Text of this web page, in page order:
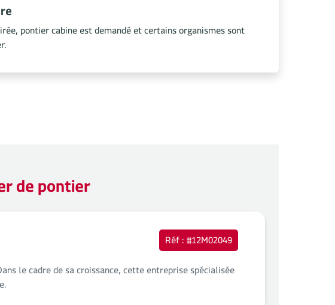
pontier cabine est demandé et certains organismes sont
de pontier
Réf : #12M02049
le cadre de sa croissance, cette entreprise spécialisée